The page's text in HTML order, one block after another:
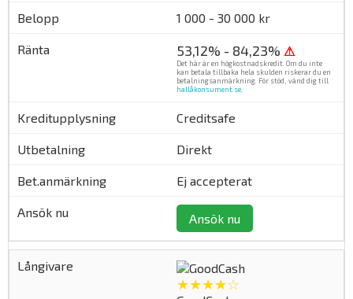
1 000 - 30 000 kr
53,12% - 84,23% ⚠
Det här är en högkostnadskredit. Om du inte
kan betala tillbaka hela skulden riskerar du en
betalningsanmärkning. För stöd, vänd dig till
hallåkonsument.se.
Creditsafe
Direkt
Ej accepterat
Ansök nu
★★★★☆